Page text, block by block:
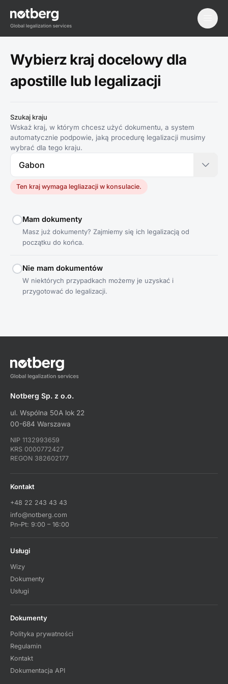
Wybierz kraj docelowy dla
apostille lub legalizacji
Szukaj kraju
Wskaż kraj, w którym chcesz użyć dokumentu, a system
automatycznie podpowie, jaką procedurę legalizacji musimy
wybrać dla tego kraju.
Ten kraj wymaga legliazacji w konsulacie.
Mam dokumenty
Masz już dokumenty? Zajmiemy się ich legalizacją od
początku do końca.
Nie mam dokumentów
W niektórych przypadkach możemy je uzyskać i
przygotować do legalizacji.
Notberg Sp. z o.o.
ul. Wspólna 50A lok 22
00-684 Warszawa
NIP 1132993659
KRS 0000772427
REGON 382602177
Kontakt
+48 22 243 43 43
info@notberg.com
Pn–Pt: 9:00 – 16:00
Usługi
Wizy
Dokumenty
Usługi
Dokumenty
Polityka prywatności
Regulamin
Kontakt
Dokumentacja API